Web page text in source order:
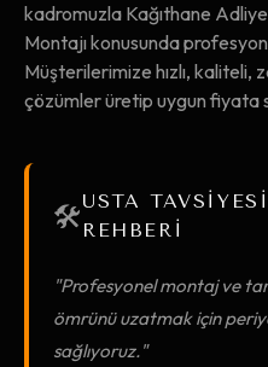
kadromuzla Kağıthane
Montajı konusunda
Müşterilerimize hızlı, kaliteli,
çözümler üretip uygun fiyata
🛠️USTA
REHBERİ
"Profesyonel montaj ve
ömrünü uzatmak için
sağlıyoruz."